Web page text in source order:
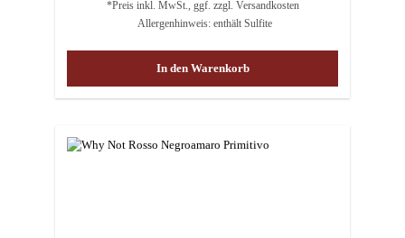
*Preis inkl. MwSt., ggf. zzgl. Versandkosten
Allergenhinweis: enthält Sulfite
In den Warenkorb